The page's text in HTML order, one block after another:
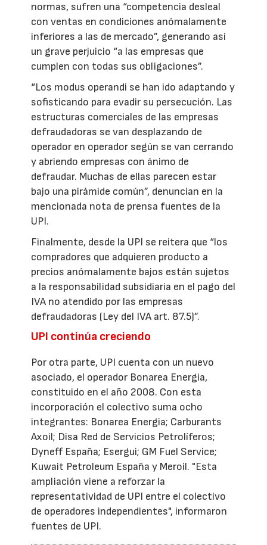
normas, sufren una “competencia desleal
con ventas en condiciones anómalamente
inferiores a las de mercado”, generando así
un grave perjuicio “a las empresas que
cumplen con todas sus obligaciones”.
“Los modus operandi se han ido adaptando y
sofisticando para evadir su persecución. Las
estructuras comerciales de las empresas
defraudadoras se van desplazando de
operador en operador según se van cerrando
y abriendo empresas con ánimo de
defraudar. Muchas de ellas parecen estar
bajo una pirámide común”, denuncian en la
mencionada nota de prensa fuentes de la
UPI.
Finalmente, desde la UPI se reitera que “los
compradores que adquieren producto a
precios anómalamente bajos están sujetos
a la responsabilidad subsidiaria en el pago del
IVA no atendido por las empresas
defraudadoras (Ley del IVA art. 87.5)”.
UPI continúa creciendo
Por otra parte, UPI cuenta con un nuevo
asociado, el operador Bonarea Energia,
constituido en el año 2008. Con esta
incorporación el colectivo suma ocho
integrantes: Bonarea Energia; Carburants
Axoil; Disa Red de Servicios Petrolíferos;
Dyneff España; Esergui; GM Fuel Service;
Kuwait Petroleum España y Meroil. "Esta
ampliación viene a reforzar la
representatividad de UPI entre el colectivo
de operadores independientes", informaron
fuentes de UPI.